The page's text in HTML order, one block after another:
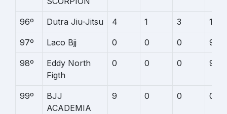
96º Dutra Jiu-Jitsu 4 1 3 1
97º Laco Bjj 0 0 0 9
98º
Eddy North
Figth
0 0 0 9
99º
BJJ
ACADEMIA
9 0 0 0